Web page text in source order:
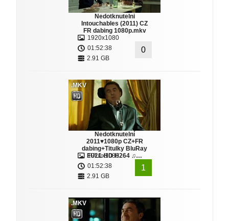
Nedotknutelni
Intouchables (2011) CZ
FR dabing 1080p.mkv
1920x1080
01:52:38
2.91 GB
0
.MKV
Nedotknutelní
2011♥1080p CZ+FR
dabing+Titulky BluRay
FULL HD H264 ♫…
1920x1080
01:52:38
2.91 GB
1
.MKV